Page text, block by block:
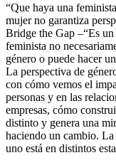
“Que haya una
mujer no garantiza
Bridge the Gap –“Es
feminista no
género o puede hacer
La perspectiva de
con cómo vemos el
personas y en las
empresas, cómo
distinto y genera una
haciendo un cambio. La
uno está en distintos